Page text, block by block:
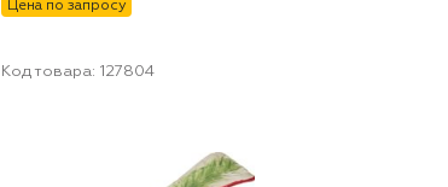
Цена по запросу
Код товара: 127804